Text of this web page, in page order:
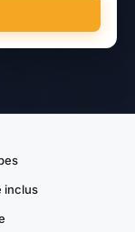
inclus